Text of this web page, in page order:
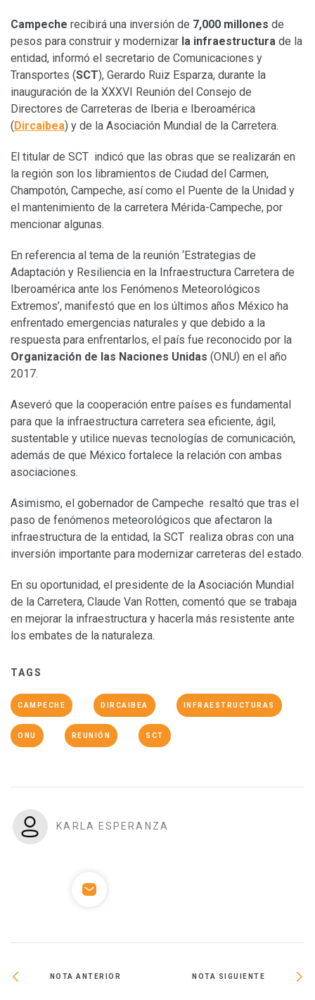
Campeche recibirá una inversión de 7,000 millones de
pesos para construir y modernizar la infraestructura de la
entidad, informó el secretario de Comunicaciones y
Transportes (SCT), Gerardo Ruiz Esparza, durante la
inauguración de la XXXVI Reunión del Consejo de
Directores de Carreteras de Iberia e Iberoamérica
(Dircaibea) y de la Asociación Mundial de la Carretera.
El titular de SCT indicó que las obras que se realizarán en
la región son los libramientos de Ciudad del Carmen,
Champotón, Campeche, así como el Puente de la Unidad y
el mantenimiento de la carretera Mérida-Campeche, por
mencionar algunas.
En referencia al tema de la reunión ‘Estrategias de
Adaptación y Resiliencia en la Infraestructura Carretera de
Iberoamérica ante los Fenómenos Meteorológicos
Extremos’, manifestó que en los últimos años México ha
enfrentado emergencias naturales y que debido a la
respuesta para enfrentarlos, el país fue reconocido por la
Organización de las Naciones Unidas (ONU) en el año
2017.
Aseveró que la cooperación entre países es fundamental
para que la infraestructura carretera sea eficiente, ágil,
sustentable y utilice nuevas tecnologías de comunicación,
además de que México fortalece la relación con ambas
asociaciones.
Asimismo, el gobernador de Campeche resaltó que tras el
paso de fenómenos meteorológicos que afectaron la
infraestructura de la entidad, la SCT realiza obras con una
inversión importante para modernizar carreteras del estado.
En su oportunidad, el presidente de la Asociación Mundial
de la Carretera, Claude Van Rotten, comentó que se trabaja
en mejorar la infraestructura y hacerla más resistente ante
los embates de la naturaleza.
TAGS
CAMPECHE DIRCAIBEA INFRAESTRUCTURAS
ONU REUNIÓN SCT
KARLA ESPERANZA
NOTA ANTERIOR NOTA SIGUIENTE